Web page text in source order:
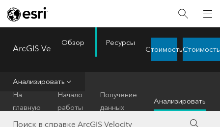
ArcGIS Velocity
Обзор Ресурсы
СтоимостьСтоимость
Анализировать
На
главную
Начало
работы
Получение
данных
Анализировать